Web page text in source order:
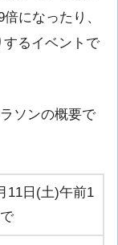
になったり、
るイベントで
ソンの概要で
11日(土)午前1